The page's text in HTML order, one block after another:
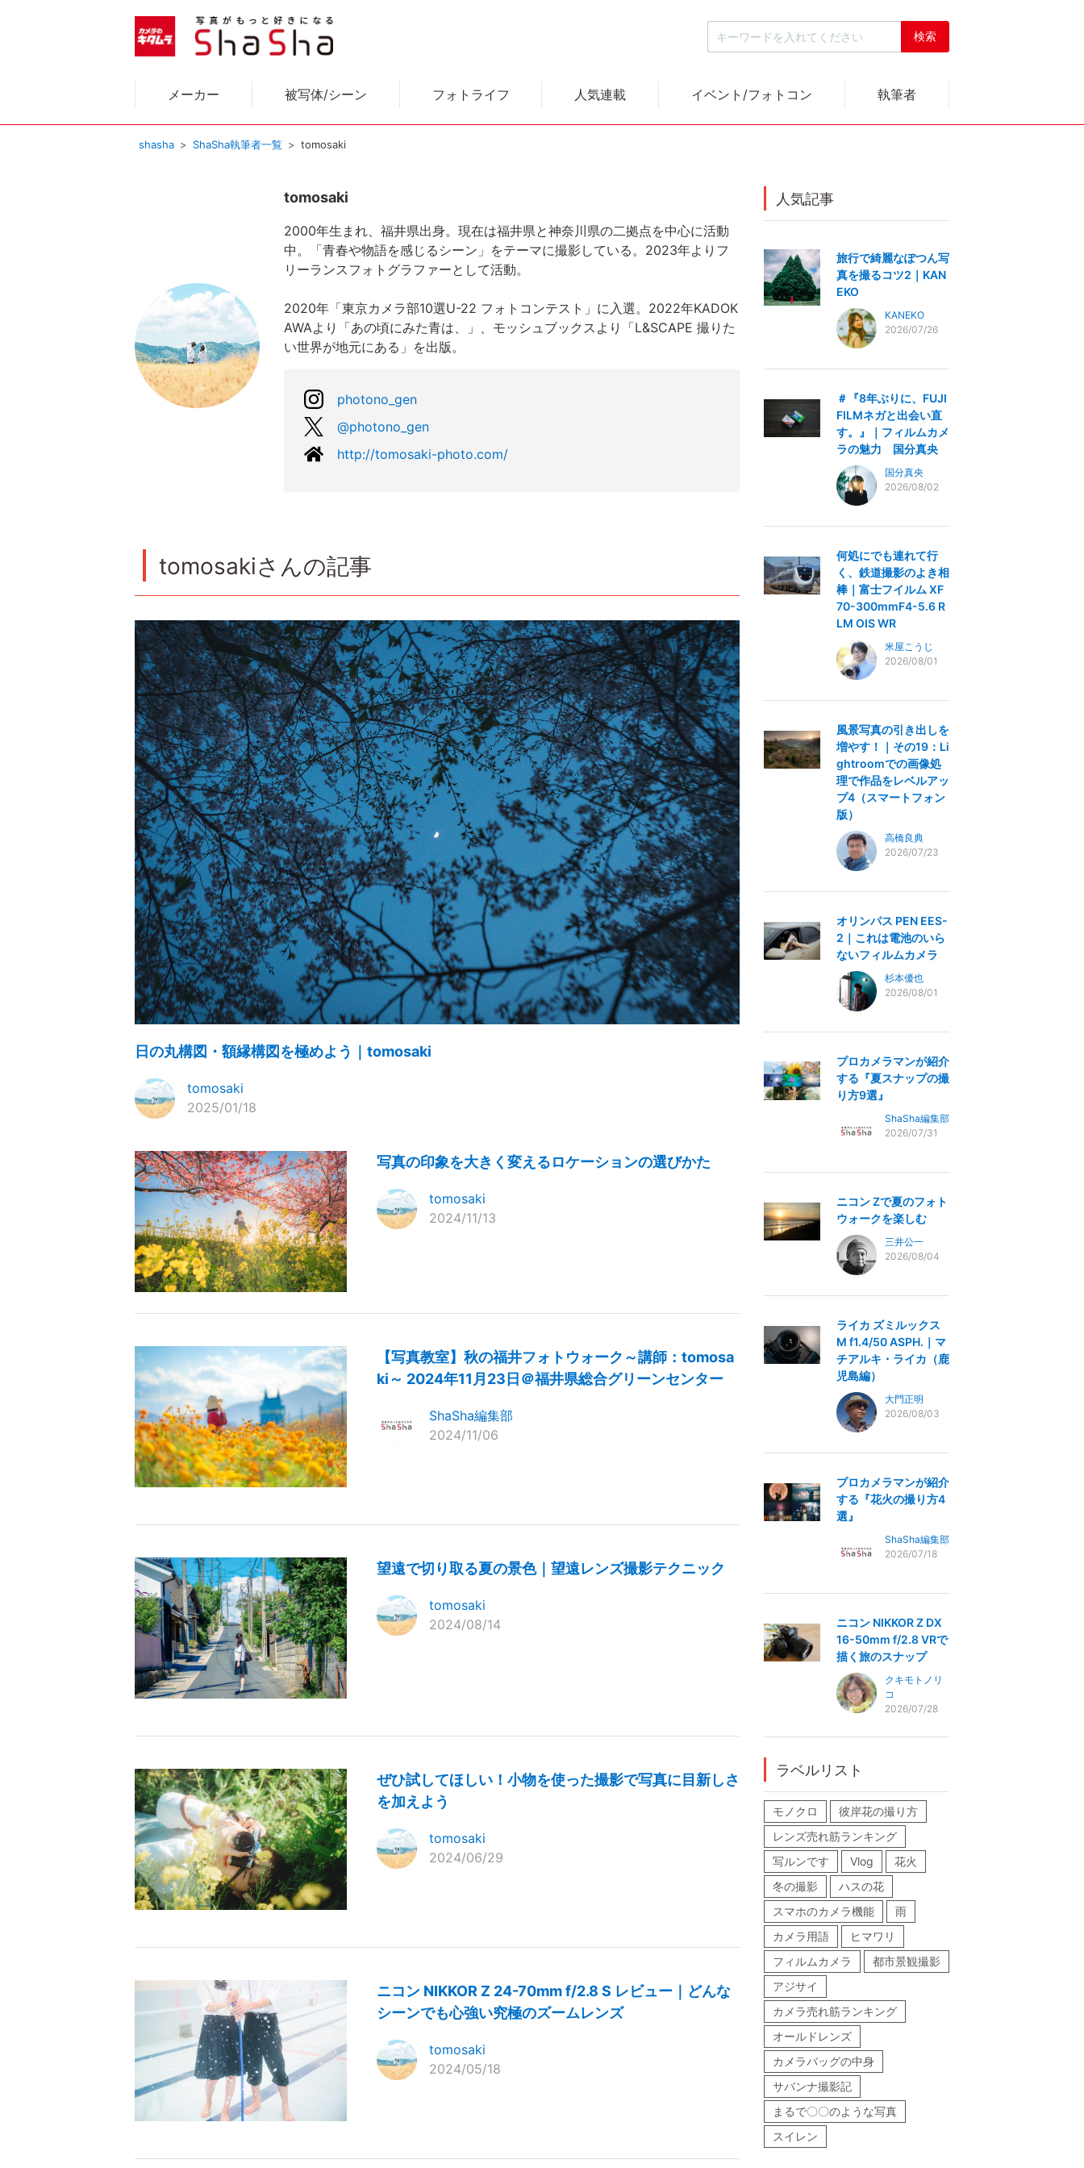
メーカー 被写体/シーン フォトライフ 人気連載 イベント/フォトコン 執筆者
shasha ShaSha執筆者一覧 tomosaki
tomosaki
2000年生まれ、福井県出身。現在は福井県と神奈川県の二拠点を中心に活動
中。「青春や物語を感じるシーン」をテーマに撮影している。2023年よりフ
リーランスフォトグラファーとして活動。
2020年「東京カメラ部10選U-22 フォトコンテスト」に入選。2022年KADOK
AWAより「あの頃にみた青は、」、モッシュブックスより「L&SCAPE 撮りた
い世界が地元にある」を出版。
photono_gen
@photono_gen
http://tomosaki-photo.com/
tomosakiさんの記事
日の丸構図・額縁構図を極めよう｜tomosaki
tomosaki
2025/01/18
写真の印象を大きく変えるロケーションの選びかた
tomosaki
2024/11/13
【写真教室】秋の福井フォトウォーク～講師：tomosa
ki～ 2024年11月23日＠福井県総合グリーンセンター
ShaSha編集部
2024/11/06
望遠で切り取る夏の景色｜望遠レンズ撮影テクニック
tomosaki
2024/08/14
ぜひ試してほしい！小物を使った撮影で写真に目新しさ
を加えよう
tomosaki
2024/06/29
ニコン NIKKOR Z 24-70mm f/2.8 S レビュー｜どんな
シーンでも心強い究極のズームレンズ
tomosaki
2024/05/18
人気記事
旅行で綺麗なぽつん写
真を撮るコツ2｜KAN
EKO
KANEKO
2026/07/26
＃『8年ぶりに、FUJI
FILMネガと出会い直
す。』｜フィルムカメ
ラの魅力 国分真央
国分真央
2026/08/02
何処にでも連れて行
く、鉄道撮影のよき相
棒｜富士フイルム XF
70-300mmF4-5.6 R
LM OIS WR
米屋こうじ
2026/08/01
風景写真の引き出しを
増やす！｜その19：Li
ghtroomでの画像処
理で作品をレベルアッ
プ4（スマートフォン
版）
高橋良典
2026/07/23
オリンパス PEN EES-
2｜これは電池のいら
ないフィルムカメラ
杉本優也
2026/08/01
プロカメラマンが紹介
する『夏スナップの撮
り方9選』
ShaSha編集部
2026/07/31
ニコン Zで夏のフォト
ウォークを楽しむ
三井公一
2026/08/04
ライカ ズミルックス
M f1.4/50 ASPH.｜マ
チアルキ・ライカ（鹿
児島編）
大門正明
2026/08/03
プロカメラマンが紹介
する『花火の撮り方4
選』
ShaSha編集部
2026/07/18
ニコン NIKKOR Z DX
16-50mm f/2.8 VRで
描く旅のスナップ
クキモトノリ
コ
2026/07/28
ラベルリスト
モノクロ
彼岸花の撮り方
レンズ売れ筋ランキング
写ルンです
Vlog
花火
冬の撮影
ハスの花
スマホのカメラ機能
雨
カメラ用語
ヒマワリ
フィルムカメラ
都市景観撮影
アジサイ
カメラ売れ筋ランキング
オールドレンズ
カメラバッグの中身
サバンナ撮影記
まるで〇〇のような写真
スイレン